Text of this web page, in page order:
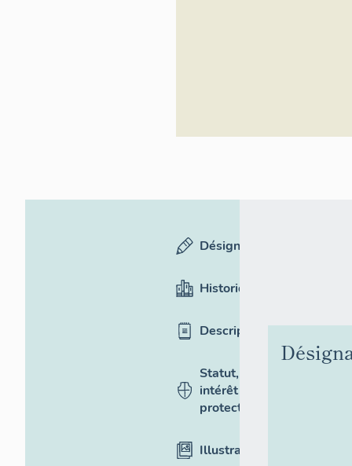
Désignation
Historique
Description
Statut,
intérêt et
protection
Illustrations